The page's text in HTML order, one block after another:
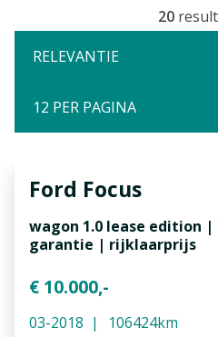
20
Ford Focus
wagon 1.0 lease edition |
garantie | rijklaarprijs
€ 10.000,-
03-2018 106424km